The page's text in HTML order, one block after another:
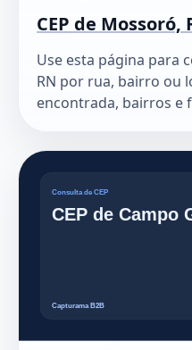
CEP de Mossoró,
Use esta página para
RN por rua, bairro ou
encontrada, bairros e